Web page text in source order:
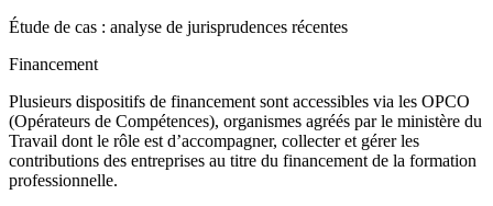
Étude de cas : analyse de jurisprudences récentes
Financement
Plusieurs dispositifs de financement sont accessibles via les OPCO
(Opérateurs de Compétences), organismes agréés par le ministère du
Travail dont le rôle est d’accompagner, collecter et gérer les
contributions des entreprises au titre du financement de la formation
professionnelle.